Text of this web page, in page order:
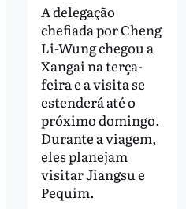
A delegação
chefiada por Cheng
Li-Wung chegou a
Xangai na terça-
feira e a visita se
estenderá até o
próximo domingo.
Durante a viagem,
eles planejam
visitar Jiangsu e
Pequim.